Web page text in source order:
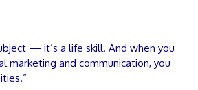
— it’s a life skill. And when you
marketing and communication, you